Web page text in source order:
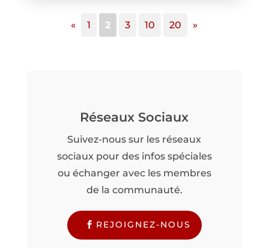
« 1 2 3 10 20 »
Réseaux Sociaux
Suivez-nous sur les réseaux
sociaux pour des infos spéciales
ou échanger avec les membres
de la communauté.
REJOIGNEZ-NOUS